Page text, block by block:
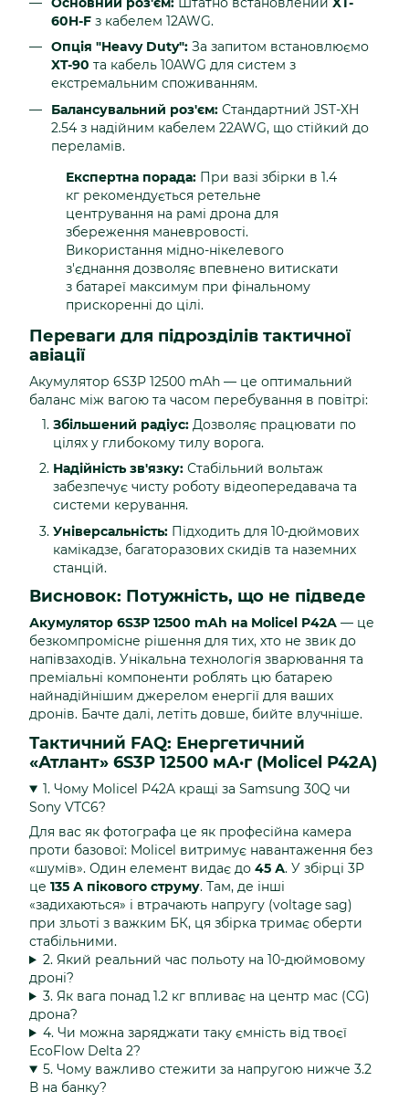
60H-F з кабелем 12AWG.
Опція "Heavy Duty": За запитом встановлюємо
XT-90 та кабель 10AWG для систем з
екстремальним споживанням.
Балансувальний роз'єм: Стандартний JST-XH
2.54 з надійним кабелем 22AWG, що стійкий до
переламів.
Експертна порада: При вазі збірки в 1.4
кг рекомендується ретельне
центрування на рамі дрона для
збереження маневровості.
Використання мідно-нікелевого
з'єднання дозволяє впевнено витискати
з батареї максимум при фінальному
прискоренні до цілі.
Переваги для підрозділів тактичної
авіації
Акумулятор 6S3P 12500 mAh — це оптимальний
баланс між вагою та часом перебування в повітрі:
Збільшений радіус: Дозволяє працювати по
цілях у глибокому тилу ворога.
Надійність зв'язку: Стабільний вольтаж
забезпечує чисту роботу відеопередавача та
системи керування.
Універсальність: Підходить для 10-дюймових
камікадзе, багаторазових скидів та наземних
станцій.
Висновок: Потужність, що не підведе
Акумулятор 6S3P 12500 mAh на Molicel P42A — це
безкомпромісне рішення для тих, хто не звик до
напівзаходів. Унікальна технологія зварювання та
преміальні компоненти роблять цю батарею
найнадійнішим джерелом енергії для ваших
дронів. Бачте далі, летіть довше, бийте влучніше.
Тактичний FAQ: Енергетичний
«Атлант» 6S3P 12500 мА·г (Molicel P42A)
1. Чому Molicel P42A кращі за Samsung 30Q чи
Sony VTC6?
Для вас як фотографа це як професійна камера
проти базової: Molicel витримує навантаження без
«шумів». Один елемент видає до 45 А. У збірці 3P
це 135 А пікового струму. Там, де інші
«задихаються» і втрачають напругу (voltage sag)
при зльоті з важким БК, ця збірка тримає оберти
стабільними.
2. Який реальний час польоту на 10-дюймовому
дроні?
3. Як вага понад 1.2 кг впливає на центр мас (CG)
дрона?
4. Чи можна заряджати таку ємність від твоєї
EcoFlow Delta 2?
5. Чому важливо стежити за напругою нижче 3.2
В на банку?